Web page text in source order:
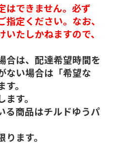
はできません。必ず
指定ください。なお、
たしかねますので、
は、配達希望時間を
ない場合は「希望な
。
す。
商品はチルドゆうパ
ます。